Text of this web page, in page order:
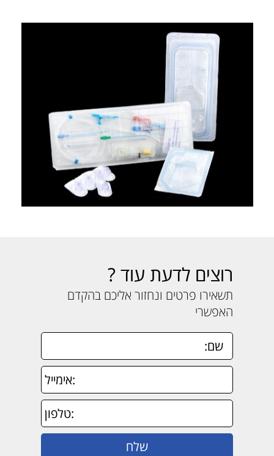
המיוצרות בחדר
והתרופות האמריקאי
והן של ה- E.E.C רשות הבריאות של האיחוד האירופי
המשותף.
חומרי גלם אלה מיוצרים אף הם בחדרים נקיים ותחת
בקרת איכות מחמירה במיוחד
רוצים לדעת עוד ?
תשאירו פרטים ונחזור אליכם בהקדם
האפשרי